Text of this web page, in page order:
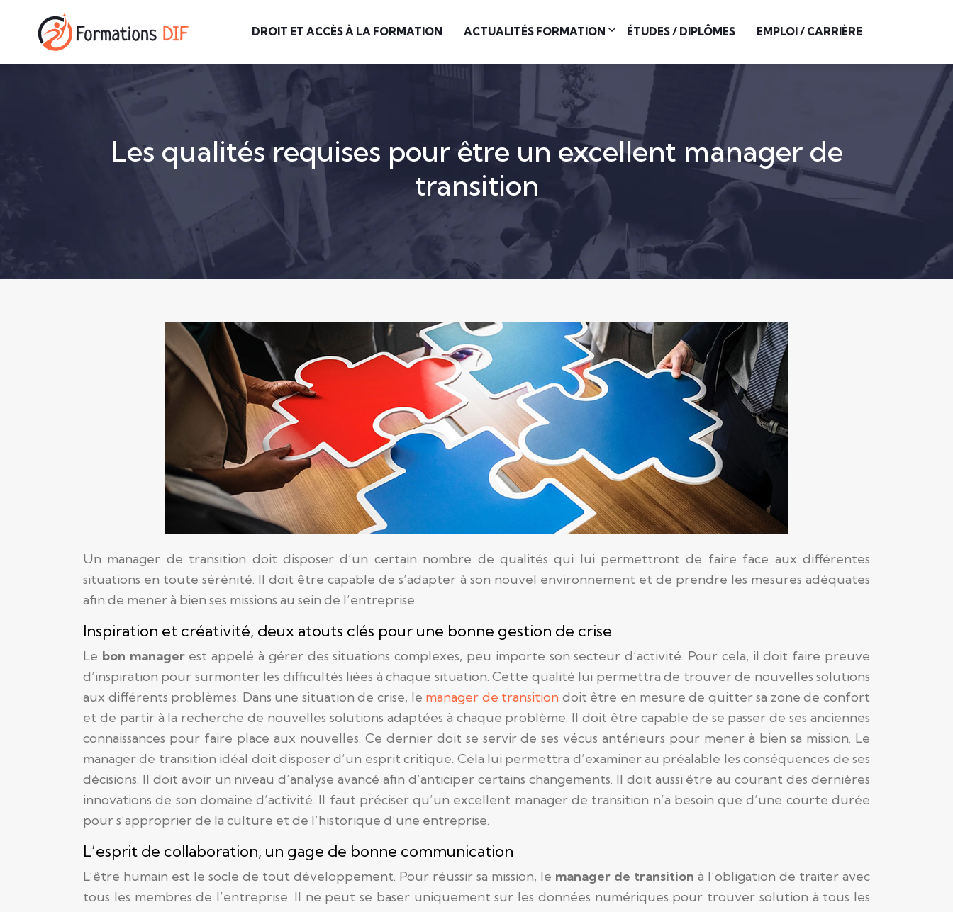
DROIT ET ACCÈS À LA FORMATION ACTUALITÉS FORMATION ÉTUDES / DIPLÔMES EMPLOI / CARRIÈRE
Les qualités requises pour être un excellent manager de
transition
Un manager de transition doit disposer d’un certain nombre de qualités qui lui permettront de faire face aux différentes
situations en toute sérénité. Il doit être capable de s’adapter à son nouvel environnement et de prendre les mesures adéquates
afin de mener à bien ses missions au sein de l’entreprise.
Inspiration et créativité, deux atouts clés pour une bonne gestion de crise
Le bon managerest appelé à gérer des situations complexes, peu importe son secteur d’activité. Pour cela, il doit faire preuve
d’inspiration pour surmonter les difficultés liées à chaque situation. Cette qualité lui permettra de trouver de nouvelles solutions
aux différents problèmes. Dans une situation de crise, le manager de transition doit être en mesure de quitter sa zone de confort
et de partir à la recherche de nouvelles solutions adaptées à chaque problème. Il doit être capable de se passer de ses anciennes
connaissances pour faire place aux nouvelles. Ce dernier doit se servir de ses vécus antérieurs pour mener à bien sa mission. Le
manager de transition idéal doit disposer d’un esprit critique. Cela lui permettra d’examiner au préalable les conséquences de ses
décisions. Il doit avoir un niveau d’analyse avancé afin d’anticiper certains changements. Il doit aussi être au courant des dernières
innovations de son domaine d’activité. Il faut préciser qu’un excellent manager de transition n’a besoin que d’une courte durée
pour s’approprier de la culture et de l’historique d’une entreprise.
L’esprit de collaboration, un gage de bonne communication
L’être humain est le socle de tout développement. Pour réussir sa mission, le manager de transition à l’obligation de traiter avec
tous les membres de l’entreprise. Il ne peut se baser uniquement sur les données numériques pour trouver solution à tous les